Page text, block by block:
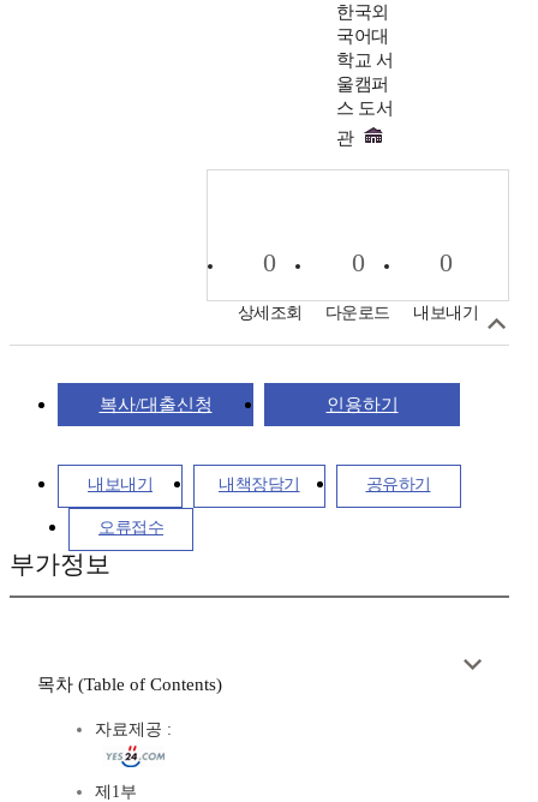
한국외
국어대
학교 서
울캠퍼
스 도서
관
0
상세조회
0
다운로드
0
내보내기
복사/대출신청 인용하기
내보내기 내책장담기 공유하기
오류접수
부가정보
목차 (Table of Contents)
자료제공 :
제1부